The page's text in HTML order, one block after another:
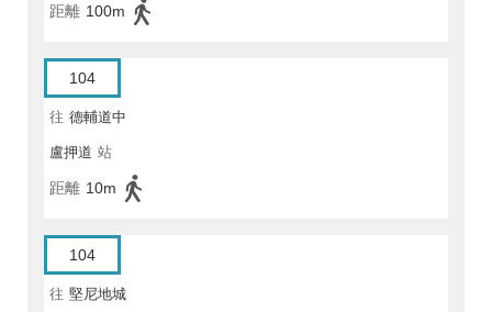
距離 100m
104
往 德輔道中
盧押道 站
距離 10m
104
往 堅尼地城